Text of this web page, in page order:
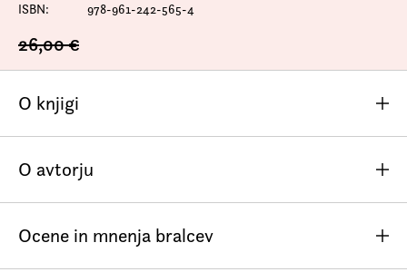
ISBN
978-961-242-565-4
26,00 €
O knjigi
Hemingway je kratko zgodbo primerjal z ledeno goro: kar
je vidno, je vedno manjše od tistega, kar je skrito pod
vodo. Kratke zgodbe kultnega čilskega pisatelja Roberta
Bolaña so mogočni literarni icebergi. Njegove zgodbe so
otipljive, težke in trdne, obenem pa se v njihovi srži
O avtorju
Ocene in mnenja bralcev